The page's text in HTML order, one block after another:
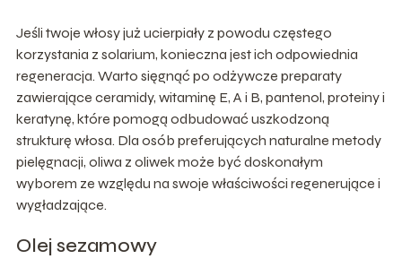
Jeśli twoje włosy już ucierpiały z powodu częstego
korzystania z solarium, konieczna jest ich odpowiednia
regeneracja. Warto sięgnąć po odżywcze preparaty
zawierające ceramidy, witaminę E, A i B, pantenol, proteiny i
keratynę, które pomogą odbudować uszkodzoną
strukturę włosa. Dla osób preferujących naturalne metody
pielęgnacji, oliwa z oliwek może być doskonałym
wyborem ze względu na swoje właściwości regenerujące i
wygładzające.
Olej sezamowy